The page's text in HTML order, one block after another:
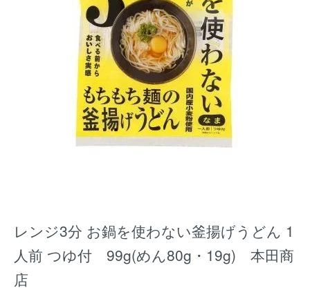
レンジ3分 お鍋を使わない釜揚げうどん 1
人前 つゆ付 99g(めん80g・19g) 本田商
店